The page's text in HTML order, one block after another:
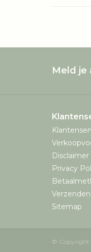
Meld je
Disclaimer
Privacy
Sitemap
© Copyright